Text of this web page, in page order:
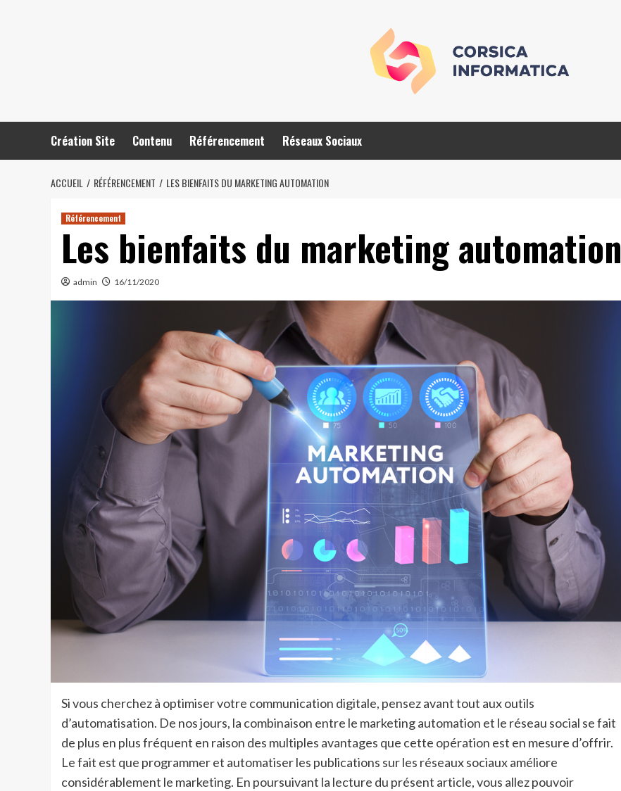
Création Site Contenu Référencement Réseaux Sociaux
ACCUEIL RÉFÉRENCEMENT LES BIENFAITS DU MARKETING AUTOMATION
Référencement
Les bienfaits du marketing automation
admin 16/11/2020
Si vous cherchez à optimiser votre communication digitale, pensez avant tout aux outils
d’automatisation. De nos jours, la combinaison entre le marketing automation et le réseau social se fait
de plus en plus fréquent en raison des multiples avantages que cette opération est en mesure d’offrir.
Le fait est que programmer et automatiser les publications sur les réseaux sociaux améliore
considérablement le marketing. En poursuivant la lecture du présent article, vous allez pouvoir